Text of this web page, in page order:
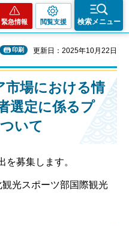
緊急情報 閲覧支援 検索メニュー
印刷 更新日：2025年10月22日
市場における情
選定に係るプ
いて
を募集します。
光スポーツ部国際観光